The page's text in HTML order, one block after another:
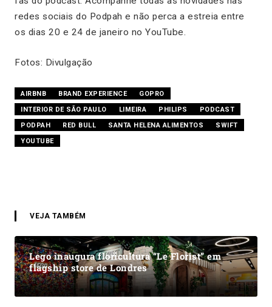
redes sociais do Podpah e não perca a estreia entre
os dias 20 e 24 de janeiro no YouTube.
Fotos: Divulgação
AIRBNB BRAND EXPERIENCE
GOPRO
INTERIOR DE SÃO PAULO
LIMEIRA PHILIPS
PODCAST
PODPAH
RED BULL SANTA HELENA ALIMENTOS
SWIFT
YOUTUBE
VEJA TAMBÉM
Lego inaugura floricultura “Le Florist” em
flagship store de Londres